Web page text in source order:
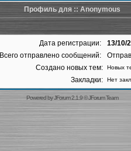
Профиль для :: Anonymous
Дата регистрации:
13/10/
Всего отправлено сообщений:
Создано новых тем:
Новых
Закладки: Нет
Powered byJForum 2.1.9©JForum Team